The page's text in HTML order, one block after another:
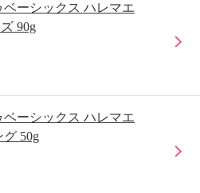
ベーシックス ハレマエ
90g
ベーシックス ハレマエ
50g